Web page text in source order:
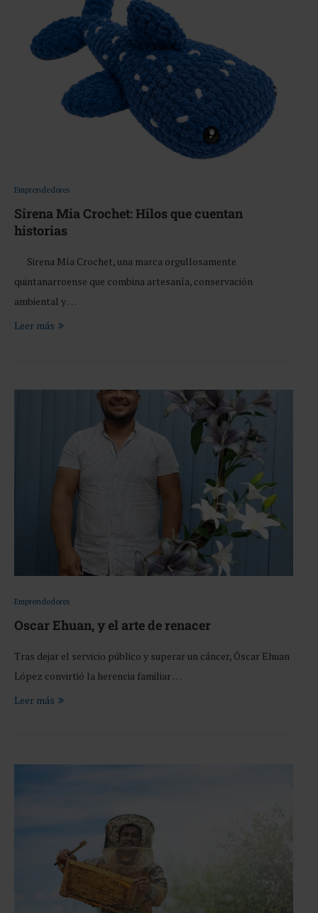
Emprendedores
Sirena Mia Crochet: Hilos que cuentan
historias
Sirena Mía Crochet, una marca orgullosamente
quintanarroense que combina artesanía, conservación
ambiental y …
Leer más
Emprendedores
Oscar Ehuan, y el arte de renacer
Tras dejar el servicio público y superar un cáncer, Óscar Ehuan
López convirtió la herencia familiar …
Leer más